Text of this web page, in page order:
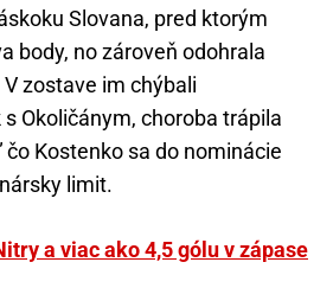
Slovana, pred ktorým
body, no zároveň odohrala
zostave im chýbali
Okoličánym, choroba trápila
Kostenko sa do nominácie
limit.
a viac ako 4,5 gólu v zápase